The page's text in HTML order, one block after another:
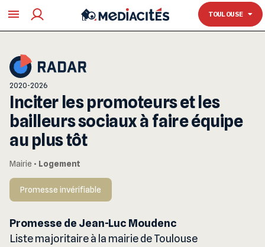
TOULOUSE
TOULOUSE
2020-2026
Inciter les promoteurs et les
bailleurs sociaux à faire équipe
au plus tôt
Mairie • Logement
Promesse invérifiable
Promesse de Jean-Luc Moudenc
Liste majoritaire à la mairie de Toulouse